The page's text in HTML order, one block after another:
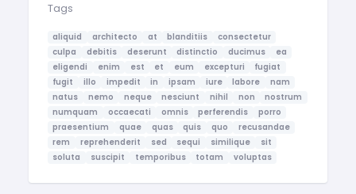
Tags
aliquid architecto at blanditiis
consectetur
culpa
debitis deserunt distinctio ducimus
ea
eligendi
enim est et eum excepturi
fugiat
fugit
illo impedit in ipsam iure labore
nam
natus
nemo neque nesciunt nihil non
nostrum
numquam
occaecati omnis perferendis
porro
praesentium
quae quas quis quo
recusandae
rem
reprehenderit sed sequi similique
sit
soluta
suscipit temporibus totam voluptas